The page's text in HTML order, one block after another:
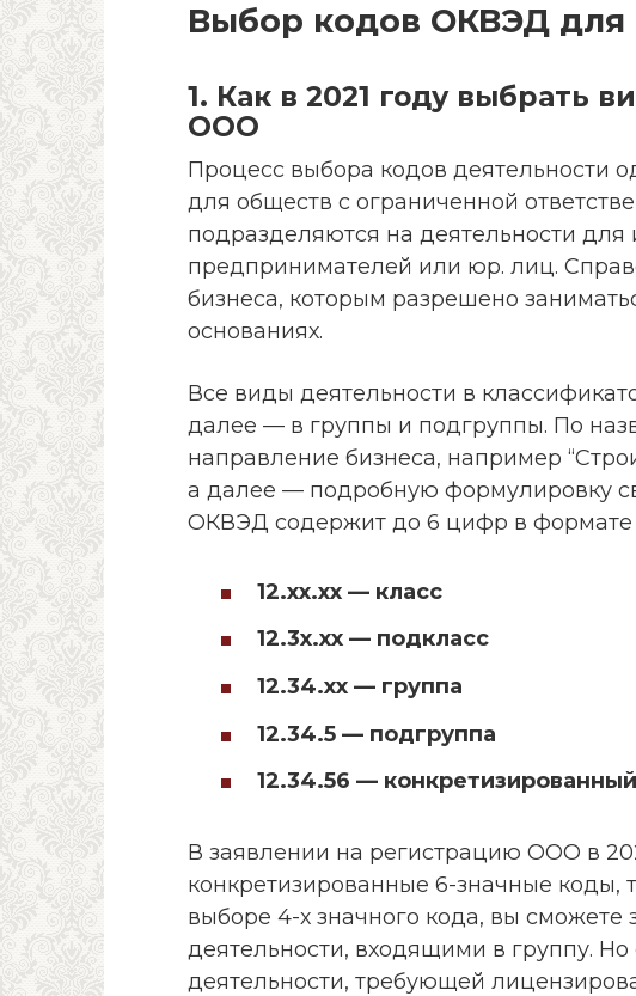
Выбор кодов ОКВЭД для
1. Как в 2021 году выбрать
ООО
Процесс выбора кодов деятельности
для обществ с ограниченной
подразделяются на деятельности
предпринимателей или юр. лиц.
бизнеса, которым разрешено
основаниях.
Все виды деятельности в
далее — в группы и подгруппы. По
направление бизнеса, например
а далее — подробную формулировку
ОКВЭД содержит до 6 цифр в формате
12.хх.хх — класс
12.3х.хх — подкласс
12.34.хх — группа
12.34.5 — подгруппа
12.34.56 —
В заявлении на регистрацию ООО в
конкретизированные 6-значные коды,
выборе 4-х значного кода, вы
деятельности, входящими в группу.
деятельности, требующей